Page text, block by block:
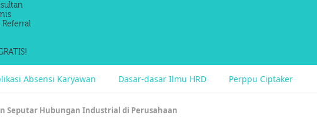
Absensi Karyawan Dasar-dasar Ilmu HRD Perppu Ciptaker
Seputar Hubungan Industrial di Perusahaan